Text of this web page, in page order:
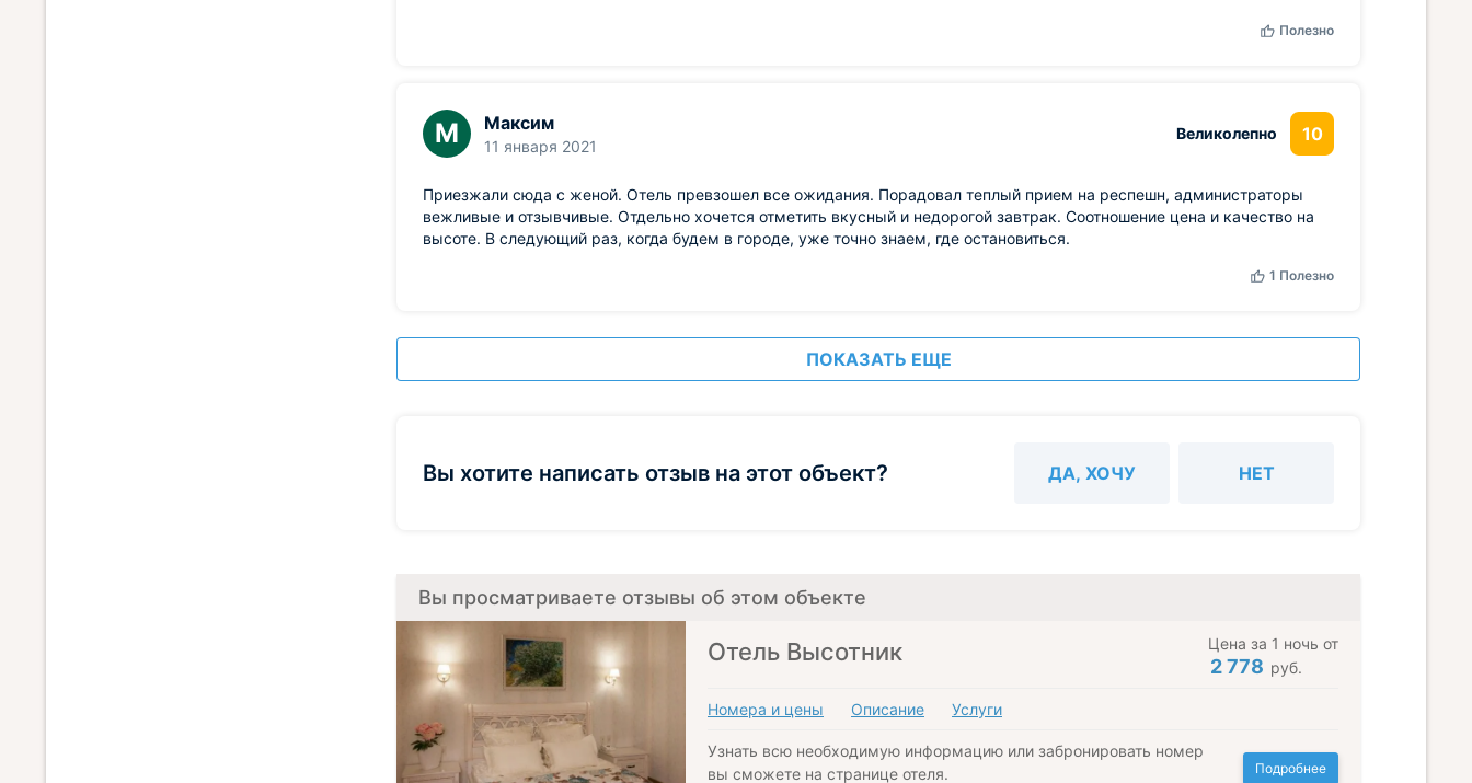
Полезно
М Максим
11 января 2021
Великолепно 10
Приезжали сюда с женой. Отель превзошел все ожидания. Порадовал теплый прием на респешн, администраторы
вежливые и отзывчивые. Отдельно хочется отметить вкусный и недорогой завтрак. Соотношение цена и качество на
высоте. В следующий раз, когда будем в городе, уже точно знаем, где остановиться.
1 Полезно
ПОКАЗАТЬ ЕЩЕ
Вы хотите написать отзыв на этот объект? ДА, ХОЧУ НЕТ
Вы просматриваете отзывы об этом объекте
Цена за 1 ночь от
2 778 руб.
Отель Высотник
Номера и цены Описание Услуги
Узнать всю необходимую информацию или забронировать номер
вы сможете на странице отеля.
Подробнее